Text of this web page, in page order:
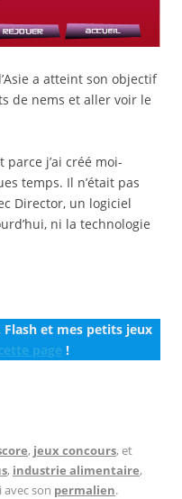
a atteint son objectif
de nems et aller voir le
parce j’ai créé moi-
temps. Il n’était pas
Director, un logiciel
ni la technologie
et mes petits jeux
page !
, jeux concours, et
, industrie alimentaire,
avec son permalien.